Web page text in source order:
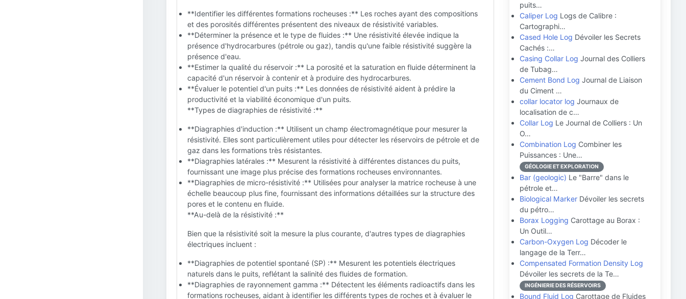
**Identifier les différentes formations rocheuses :** Les roches ayant des compositions
et des porosités différentes présentent des niveaux de résistivité variables.
**Déterminer la présence et le type de fluides :** Une résistivité élevée indique la
présence d'hydrocarbures (pétrole ou gaz), tandis qu'une faible résistivité suggère la
présence d'eau.
**Estimer la qualité du réservoir :** La porosité et la saturation en fluide déterminent la
capacité d'un réservoir à contenir et à produire des hydrocarbures.
**Évaluer le potentiel d'un puits :** Les données de résistivité aident à prédire la
productivité et la viabilité économique d'un puits.
**Types de diagraphies de résistivité :**
**Diagraphies d'induction :** Utilisent un champ électromagnétique pour mesurer la
résistivité. Elles sont particulièrement utiles pour détecter les réservoirs de pétrole et de
gaz dans les formations très résistantes.
**Diagraphies latérales :** Mesurent la résistivité à différentes distances du puits,
fournissant une image plus précise des formations rocheuses environnantes.
**Diagraphies de micro-résistivité :** Utilisées pour analyser la matrice rocheuse à une
échelle beaucoup plus fine, fournissant des informations détaillées sur la structure des
pores et le contenu en fluide.
**Au-delà de la résistivité :**
Bien que la résistivité soit la mesure la plus courante, d'autres types de diagraphies
électriques incluent :
**Diagraphies de potentiel spontané (SP) :** Mesurent les potentiels électriques
naturels dans le puits, reflétant la salinité des fluides de formation.
**Diagraphies de rayonnement gamma :** Détectent les éléments radioactifs dans les
formations rocheuses, aidant à identifier les différents types de roches et à évaluer le
puits…
Caliper Log Logs de Calibre :
Cartographi…
Cased Hole Log Dévoiler les Secrets
Cachés :…
Casing Collar Log Journal des Colliers
de Tubag…
Cement Bond Log Journal de Liaison
du Ciment …
collar locator log Journaux de
localisation de c…
Collar Log Le Journal de Colliers : Un
O…
Combination Log Combiner les
Puissances : Une…
GÉOLOGIE ET EXPLORATION
Bar (geologic) Le "Barre" dans le
pétrole et…
Biological Marker Dévoiler les secrets
du pétro…
Borax Logging Carottage au Borax :
Un Outil…
Carbon-Oxygen Log Décoder le
langage de la Terr…
Compensated Formation Density Log
Dévoiler les secrets de la Te…
INGÉNIERIE DES RÉSERVOIRS
Bound Fluid Log Carottage de Fluides